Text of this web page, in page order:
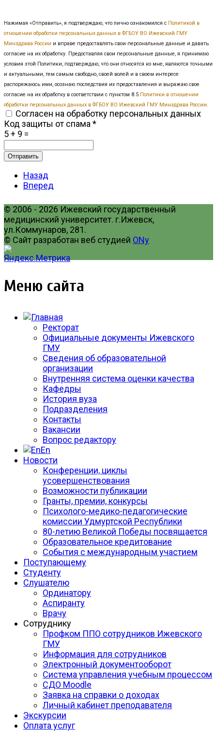
Нажимая «Отправить», я подтверждаю, что лично ознакомился с Политикой в
отношении обработки персональных данных в ФГБОУ ВО Ижевский ГМУ
Минздрава России и вправе предоставлять свои персональные данные и давать
согласие на их обработку. Предоставляя свои персональные данные, я принимаю
условия этой Политики, подтверждаю, что они относятся ко мне, являются точными
и актуальными, тем самым свободно, своей волей и в своем интересе
распоряжаюсь ими, осознаю последствия их предоставления и выражаю свое
согласие на их обработку в соответствии с пунктом 8.5 Политики в отношении
обработки персональных данных в ФГБОУ ВО Ижевский ГМУ Минздрава России
Согласен на обработку персональных данных
Код защиты от спама *
5 + 9 =
Отправить
Назад
Вперед
© 2006 - 2026 Ижевский государственный
медицинский университет. г.Ижевск,
ул.Коммунаров, 281.
© Сайт разработан веб студией ONy
Меню сайта
Ректорат
Официальные документы Ижевского
ГМУ
Сведения об образовательной
организации
Внутренняя система оценки качества
Кафедры
История вуза
Подразделения
Контакты
Вакансии
Вопрос редактору
En
Новости
Конференции, циклы
усовершенствования
Возможности публикации
Гранты, премии, конкурсы
Психолого-медико-педагогические
комиссии Удмуртской Республики
80-летию Великой Победы посвящается
Образовательное кредитование
События с международным участием
Поступающему
Студенту
Слушателю
Ординатору
Аспиранту
Врачу
Сотруднику
Профком ППО сотрудников Ижевского
ГМУ
Информация для сотрудников
Электронный документооборот
Система управления учебным процессом
СДО Moodle
Заявка на справки о доходах
Личный кабинет преподавателя
Экскурсии
Оплата услуг